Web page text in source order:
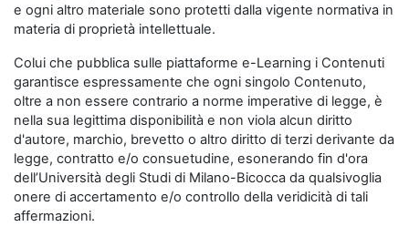
e ogni altro materiale sono protetti dalla vigente normativa in
materia di proprietà intellettuale.
Colui che pubblica sulle piattaforme e-Learning i Contenuti
garantisce espressamente che ogni singolo Contenuto,
oltre a non essere contrario a norme imperative di legge, è
nella sua legittima disponibilità e non viola alcun diritto
d'autore, marchio, brevetto o altro diritto di terzi derivante da
legge, contratto e/o consuetudine, esonerando fin d'ora
dell’Università degli Studi di Milano-Bicocca da qualsivoglia
onere di accertamento e/o controllo della veridicità di tali
affermazioni.